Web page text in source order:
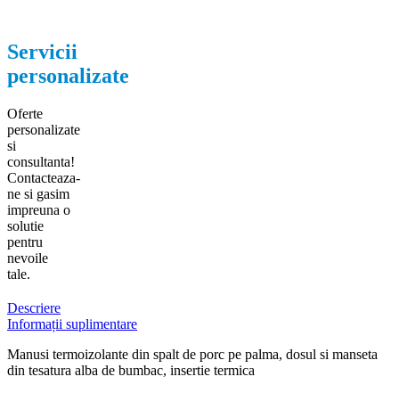
Servicii
personalizate
Oferte
personalizate
si
consultanta!
Contacteaza-
ne si gasim
impreuna o
solutie
pentru
nevoile
tale.
Descriere
Informații suplimentare
Manusi termoizolante din spalt de porc pe palma, dosul si manseta
din tesatura alba de bumbac, insertie termica